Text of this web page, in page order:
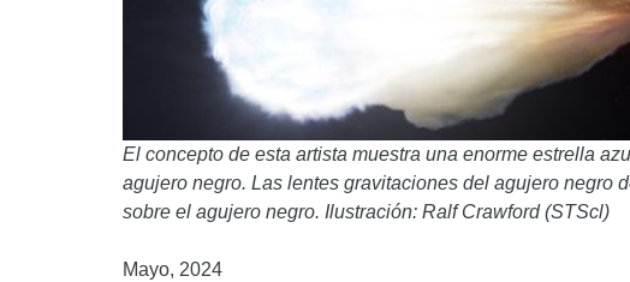
El concepto de esta artista muestra una enorme estrella
agujero negro. Las lentes gravitaciones del agujero negro
sobre el agujero negro. Ilustración: Ralf Crawford (STScl)
Mayo, 2024